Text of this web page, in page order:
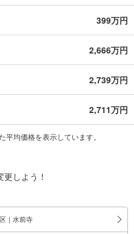
399万円
2,666万円
2,739万円
2,711万円
均価格を表示しています。
更しよう！
｜水前寺